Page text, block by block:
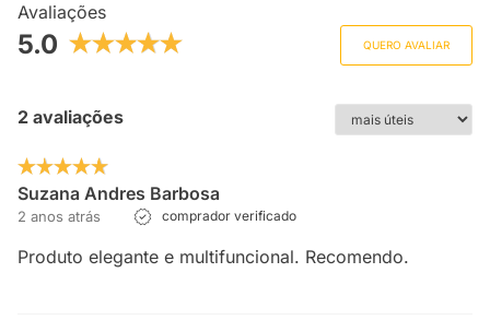
Avaliações
5.0 QUERO AVALIAR
2 avaliações
Suzana Andres Barbosa
2 anos atrás comprador verificado
Produto elegante e multifuncional. Recomendo.